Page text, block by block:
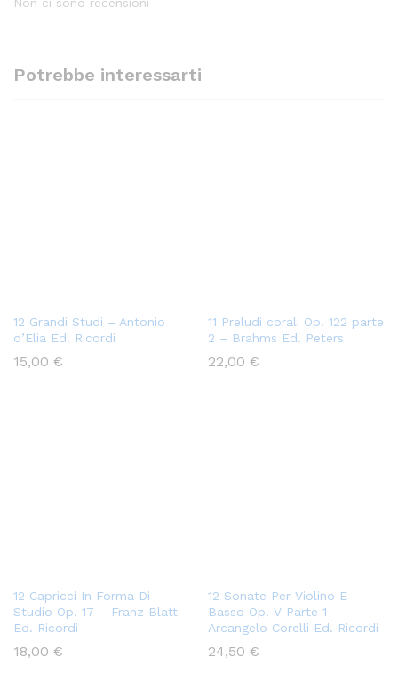
Potrebbe interessarti
12 Grandi Studi – Antonio
d’Elia Ed. Ricordi
15,00 €
11 Preludi corali Op. 122 parte
2 – Brahms Ed. Peters
22,00 €
12 Capricci In Forma Di
Studio Op. 17 – Franz Blatt
Ed. Ricordi
18,00 €
12 Sonate Per Violino E
Basso Op. V Parte 1 –
Arcangelo Corelli Ed. Ricordi
24,50 €